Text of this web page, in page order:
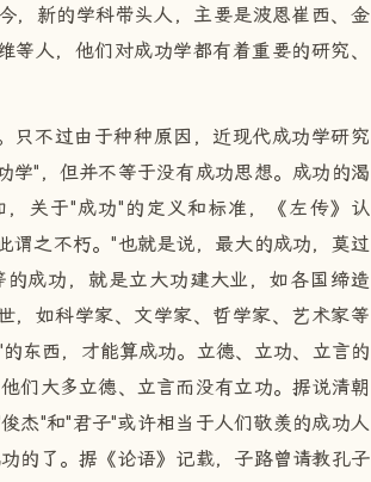
，新的学科带头人，主要是波恩崔西、金
等人，他们对成功学都有着重要的研究、
只不过由于种种原因，近现代成功学研究
学"，但并不等于没有成功思想。成功的渴
关于"成功"的定义和标准，《左传》认
谓之不朽。"也就是说，最大的成功，莫过
成功，就是立大功建大业，如各国缔造
，如科学家、文学家、哲学家、艺术家等
东西，才能算成功。立德、立功、立言的
们大多立德、立言而没有立功。据说清朝
杰"和"君子"或许相当于人们敬羡的成功人
的了。据《论语》记载，子路曾请教孔子